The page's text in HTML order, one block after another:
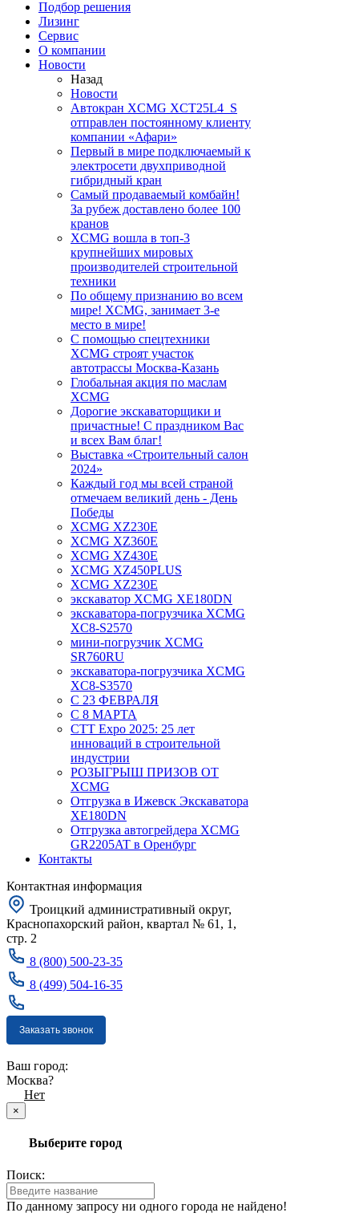
Подбор решения
Лизинг
Сервис
О компании
Новости
Назад
Новости
Автокран XCMG XCT25L4_S
отправлен постоянному клиенту
компании «Афари»
Первый в мире подключаемый к
электросети двухприводной
гибридный кран
Самый продаваемый комбайн!
За рубеж доставлено более 100
кранов
XCMG вошла в топ-3
крупнейших мировых
производителей строительной
техники
По общему признанию во всем
мире! XCMG, занимает 3-е
место в мире!
С помощью спецтехники
XCMG строят участок
автотрассы Москва-Казань
Глобальная акция по маслам
XCMG
Дорогие экскаваторщики и
причастные! С праздником Вас
и всех Вам благ!
Выставка «Строительный салон
2024»
Каждый год мы всей страной
отмечаем великий день - День
Победы
XCMG XZ230E
XCMG XZ360E
XCMG XZ430E
XCMG XZ450PLUS
XCMG XZ230E
экскаватор XCMG XE180DN
экскаватора-погрузчика XCMG
XC8-S2570
мини-погрузчик XCMG
SR760RU
экскаватора-погрузчика XCMG
XC8-S3570
С 23 ФЕВРАЛЯ
С 8 МАРТА
CTT Expo 2025: 25 лет
инноваций в строительной
индустрии
РОЗЫГРЫШ ПРИЗОВ ОТ
XCMG
Отгрузка в Ижевск Экскаватора
XE180DN
Отгрузка автогрейдера XCMG
GR2205AT в Оренбург
Контакты
Контактная информация
Троицкий административный округ,
Краснопахорский район, квартал № 61, 1,
стр. 2
8 (800) 500-23-35
8 (499) 504-16-35
Заказать звонок
Ваш город:
Москва?
Нет
×
Выберите город
Поиск:
По данному запросу ни одного города не найдено!